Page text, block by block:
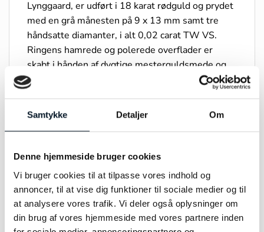
Samtykke Detaljer Om
Denne hjemmeside bruger cookies
Vi bruger cookies til at tilpasse vores indhold og
annoncer, til at vise dig funktioner til sociale medier og til
at analysere vores trafik. Vi deler også oplysninger om
din brug af vores hjemmeside med vores partnere inden
Lynggaard, er udført i 18 karat rødguld og prydet
med en grå månesten på 9 x 13 mm samt tre
håndsatte diamanter, i alt 0,02 carat TW VS.
Ringens hamrede og polerede overflader er
skabt i hånden af dygtige mesterguldsmede og
bærer tydeligt præg af det fine håndværk. Som
naturens uperfekte skønhed.
Bemærk, at hver månesten er et naturligt og
unikt materiale – variationer i farve og
individuelle indeslutninger er en del af stenens
særlige karakter.
Produktbillederne viser et eksempel og
repræsenterer ikke nødvendigvis præcis den